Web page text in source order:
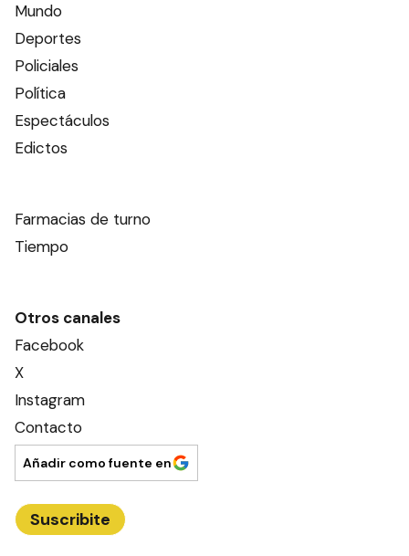
Mundo
Deportes
Policiales
Política
Espectáculos
Edictos
Farmacias de turno
Tiempo
Otros canales
Facebook
X
Instagram
Contacto
Añadir como fuente en
Suscribite